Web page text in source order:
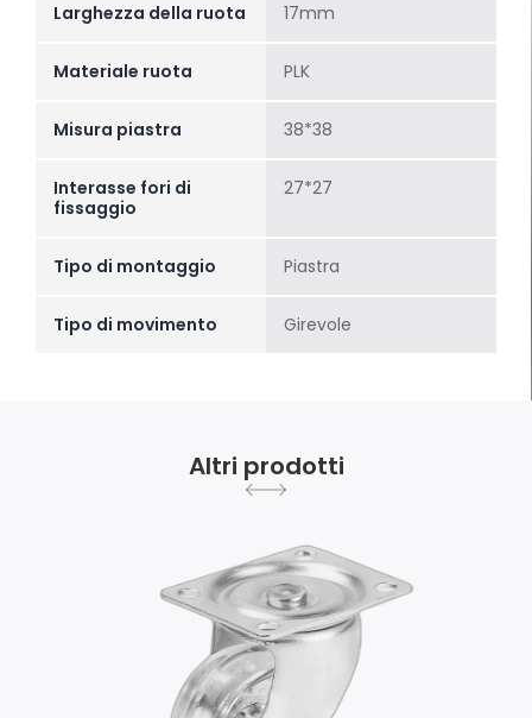
Larghezza della ruota 17mm
Materiale ruota PLK
Misura piastra 38*38
Interasse fori di
fissaggio
27*27
Tipo di montaggio Piastra
Tipo di movimento Girevole
Altri prodotti